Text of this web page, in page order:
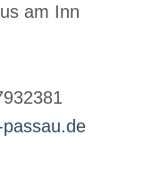
am Inn